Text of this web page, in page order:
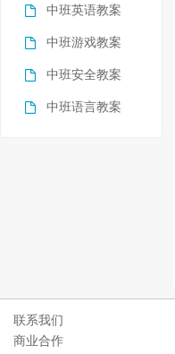
中班英语教案
中班游戏教案
中班安全教案
中班语言教案
联系我们
商业合作